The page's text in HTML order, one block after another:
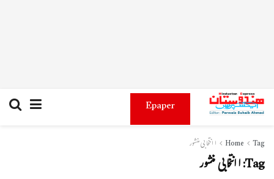
Epaper
Home Tag ا انتخابی منشور
Tag:ا انتخابی منشور